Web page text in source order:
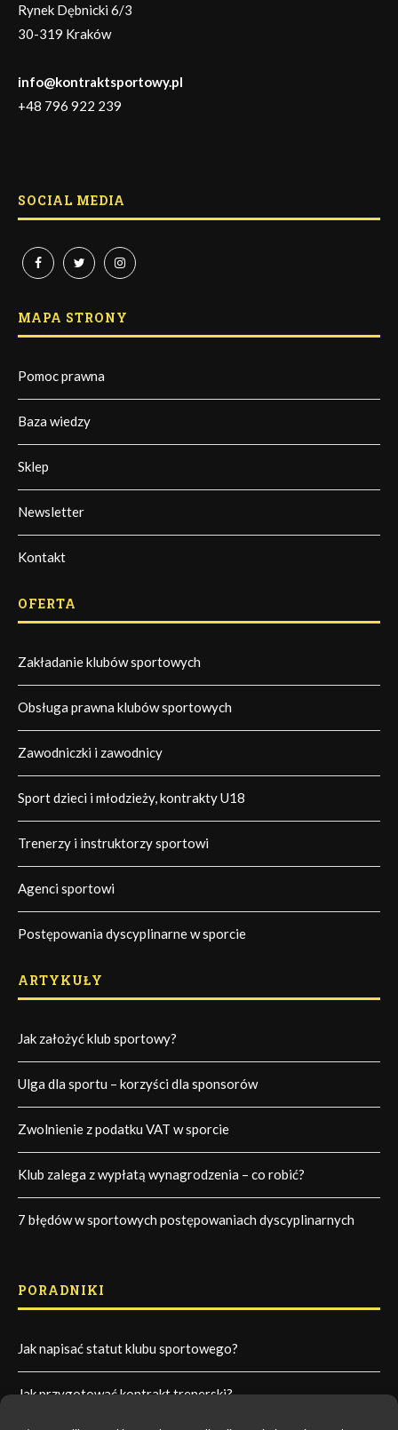
Rynek Dębnicki 6/3
30-319 Kraków
info@kontraktsportowy.pl
+48 796 922 239
SOCIAL MEDIA
MAPA STRONY
Pomoc prawna
Baza wiedzy
Sklep
Newsletter
Kontakt
OFERTA
Zakładanie klubów sportowych
Obsługa prawna klubów sportowych
Zawodniczki i zawodnicy
Sport dzieci i młodzieży, kontrakty U18
Trenerzy i instruktorzy sportowi
Agenci sportowi
Postępowania dyscyplinarne w sporcie
ARTYKUŁY
Jak założyć klub sportowy?
Ulga dla sportu – korzyści dla sponsorów
Zwolnienie z podatku VAT w sporcie
Klub zalega z wypłatą wynagrodzenia – co robić?
7 błędów w sportowych postępowaniach dyscyplinarnych
PORADNIKI
Jak napisać statut klubu sportowego?
Jak przygotować kontrakt trenerski?